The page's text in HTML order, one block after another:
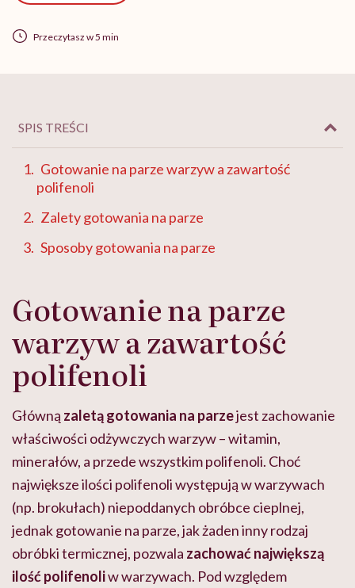
Przeczytasz w 5 min
SPIS TREŚCI
Gotowanie na parze warzyw a zawartość
polifenoli
Zalety gotowania na parze
Sposoby gotowania na parze
Gotowanie na parze
warzyw a zawartość
polifenoli
Główną zaletą gotowania na parzejest zachowanie
właściwości odżywczych warzyw – witamin,
minerałów, a przede wszystkim polifenoli. Choć
największe ilości polifenoli występują w warzywach
(np. brokułach) niepoddanych obróbce cieplnej,
jednak gotowanie na parze, jak żaden inny rodzaj
obróbki termicznej, pozwala zachować największą
ilość polifenoliw warzywach. Pod względem